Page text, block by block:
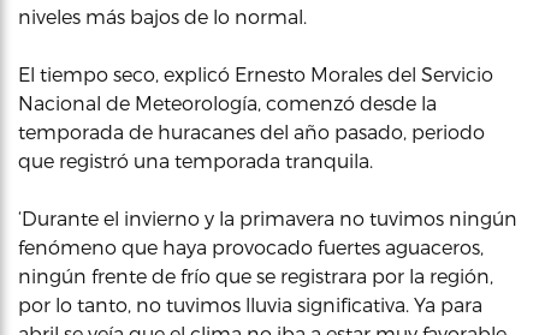
niveles más bajos de lo normal.
El tiempo seco, explicó Ernesto Morales del Servicio
Nacional de Meteorología, comenzó desde la
temporada de huracanes del año pasado, periodo
que registró una temporada tranquila.
‘Durante el invierno y la primavera no tuvimos ningún
fenómeno que haya provocado fuertes aguaceros,
ningún frente de frío que se registrara por la región,
por lo tanto, no tuvimos lluvia significativa. Ya para